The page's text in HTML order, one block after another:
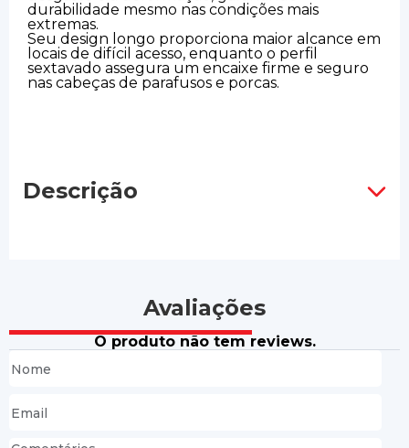
durabilidade mesmo nas condições mais
extremas.
Seu design longo proporciona maior alcance em
locais de difícil acesso, enquanto o perfil
sextavado assegura um encaixe firme e seguro
nas cabeças de parafusos e porcas.
Descrição
Avaliações
O produto não tem reviews.